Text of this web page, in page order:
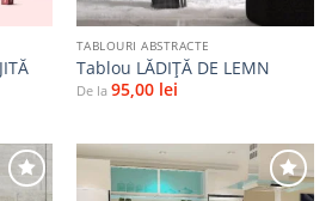
TABLOURI ABSTRACTE
Tablou LĂDIȚĂ DE LEMN
De la 95,00 lei